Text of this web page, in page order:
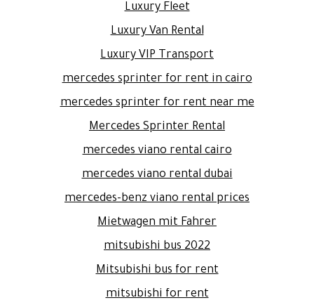
Luxury Fleet
Luxury Van Rental
Luxury VIP Transport
mercedes sprinter for rent in cairo
mercedes sprinter for rent near me
Mercedes Sprinter Rental
mercedes viano rental cairo
mercedes viano rental dubai
mercedes-benz viano rental prices
Mietwagen mit Fahrer
mitsubishi bus 2022
Mitsubishi bus for rent
mitsubishi for rent